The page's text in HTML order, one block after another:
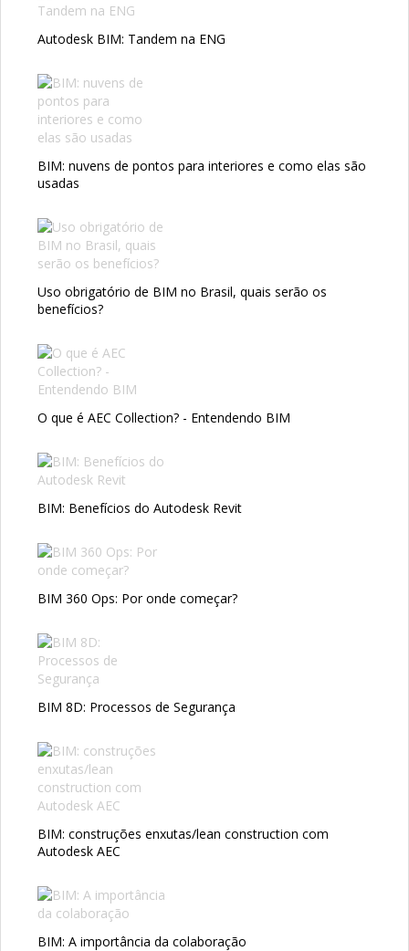
Autodesk BIM: Tandem na ENG
BIM: nuvens de pontos para interiores e como elas são
usadas
Uso obrigatório de BIM no Brasil, quais serão os
benefícios?
O que é AEC Collection? - Entendendo BIM
BIM: Benefícios do Autodesk Revit
BIM 360 Ops: Por onde começar?
BIM 8D: Processos de Segurança
BIM: construções enxutas/lean construction com
Autodesk AEC
BIM: A importância da colaboração